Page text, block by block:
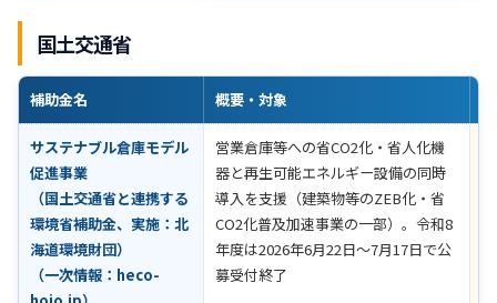
国土交通省
補助金名 概要・対象
サステナブル倉庫モデル
促進事業
（国土交通省と連携する
環境省補助金、実施：北
海道環境財団）
（一次情報： heco-
営業倉庫等への省CO2化・省人化機
器と再生可能エネルギー設備の同時
導入を支援（建築物等のZEB化・省
CO2化普及加速事業の一部）。令和8
年度は2026年6月22日～7月17日で公
募受付終了